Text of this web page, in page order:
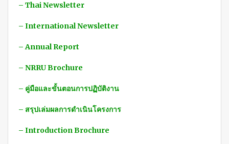
– Thai Newsletter
– International Newsletter
– Annual Report
– NRRU Brochure
– คู่มือและขั้นตอนการปฏิบัติงาน
– สรุปเล่มผลการดำเนินโครงการ
– Introduction Brochure